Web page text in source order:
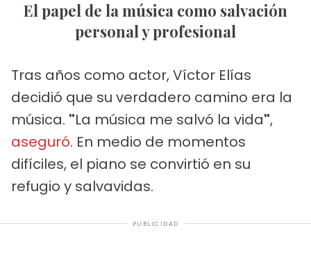
El papel de la música como salvación
personal y profesional
Tras años como actor, Víctor Elías
decidió que su verdadero camino era la
música. "La música me salvó la vida",
aseguró. En medio de momentos
difíciles, el piano se convirtió en su
refugio y salvavidas.
PUBLICIDAD